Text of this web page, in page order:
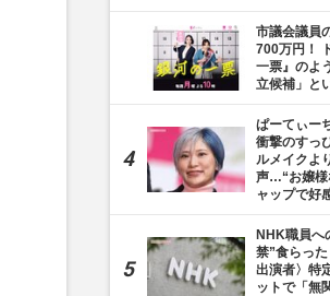
市議会議員
700万円！
一票』のよ
立候補」と
ぱーてぃー
衝撃のすっ
ルメイクよ
声…“お嬢様
ャップで好
NHK職員へ
禁”食らっ
出演者〉特
ットで「無